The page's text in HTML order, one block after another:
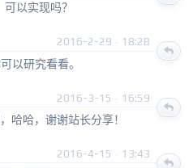
以实现吗？
2016-2-29 · 18:28
以研究看看。
2016-3-15 · 16:59
哈哈，谢谢站长分享！
2016-4-15 · 13:43